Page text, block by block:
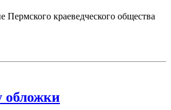
Пермского краеведческого общества
обложки